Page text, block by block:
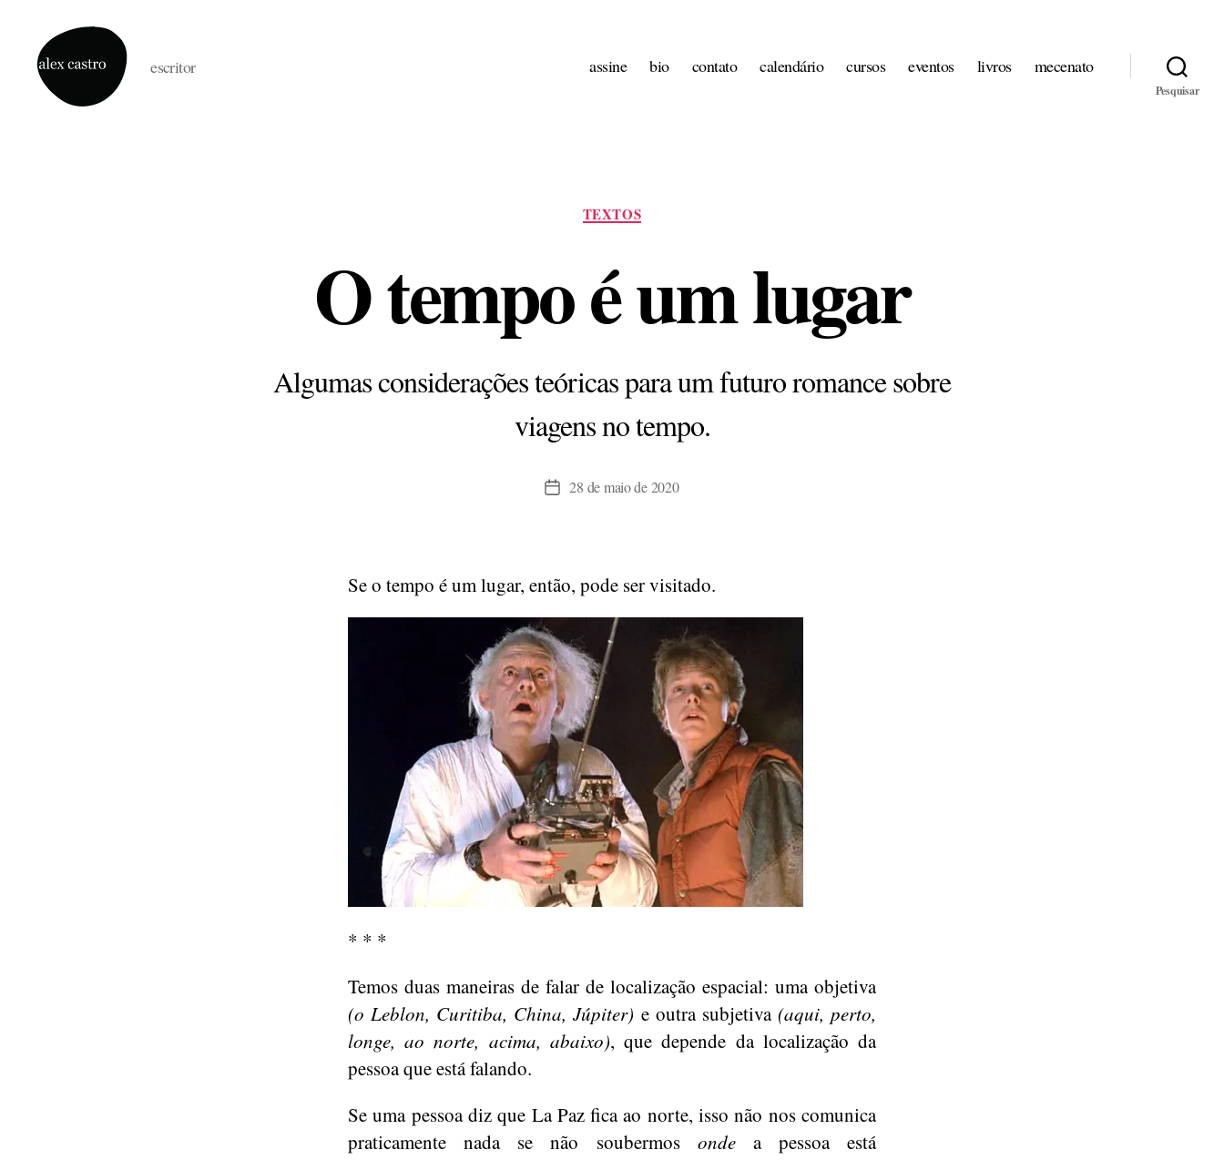
escritor assine bio contato calendário cursos eventos livros mecenato
Pesquisar
Categorias
TEXTOS
O tempo é um lugar
Algumas considerações teóricas para um futuro romance sobre
viagens no tempo.
Data28 de maio de 2020
Se o tempo é um lugar, então, pode ser visitado.
* * *
Temos duas maneiras de falar de localização espacial: uma objetiva
(o Leblon, Curitiba, China, Júpiter) e outra subjetiva (aqui, perto,
longe, ao norte, acima, abaixo), que depende da localização da
pessoa que está falando.
Se uma pessoa diz que La Paz fica ao norte, isso não nos comunica
praticamente nada se não soubermos ondea pessoa está